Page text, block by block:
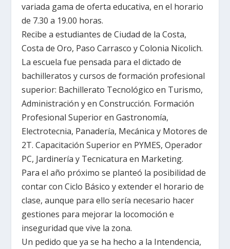
variada gama de oferta educativa, en el horario
de 7.30 a 19.00 horas.
Recibe a estudiantes de Ciudad de la Costa,
Costa de Oro, Paso Carrasco y Colonia Nicolich.
La escuela fue pensada para el dictado de
bachilleratos y cursos de formación profesional
superior: Bachillerato Tecnológico en Turismo,
Administración y en Construcción. Formación
Profesional Superior en Gastronomía,
Electrotecnia, Panadería, Mecánica y Motores de
2T. Capacitación Superior en PYMES, Operador
PC, Jardinería y Tecnicatura en Marketing.
Para el año próximo se planteó la posibilidad de
contar con Ciclo Básico y extender el horario de
clase, aunque para ello sería necesario hacer
gestiones para mejorar la locomoción e
inseguridad que vive la zona.
Un pedido que ya se ha hecho a la Intendencia,